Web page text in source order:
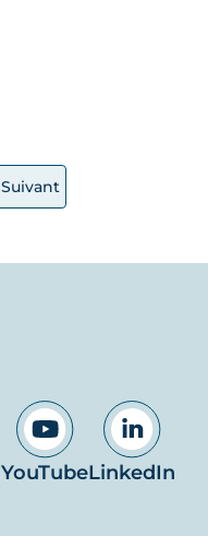
Suivant
YouTubeLinkedIn